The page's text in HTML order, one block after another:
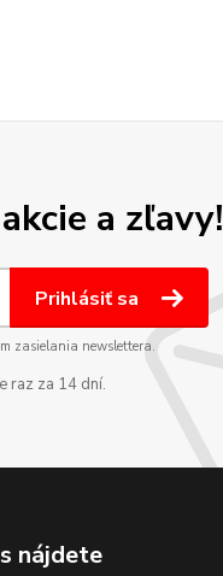
a zľavy!
Prihlásiť sa
zasielania newslettera.
raz za 14 dní.
nájdete